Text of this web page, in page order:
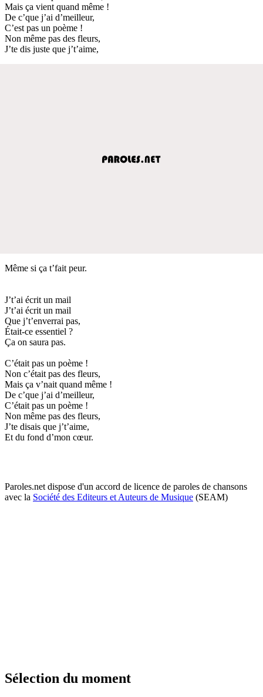
Mais ça vient quand même !
De c’que j’ai d’meilleur,
C’est pas un poème !
Non même pas des fleurs,
J’te dis juste que j’t’aime,
Même si ça t’fait peur.
J’t’ai écrit un mail
J’t’ai écrit un mail
Que j’t’enverrai pas,
Était-ce essentiel ?
Ça on saura pas.
C’était pas un poème !
Non c’était pas des fleurs,
Mais ça v’nait quand même !
De c’que j’ai d’meilleur,
C’était pas un poème !
Non même pas des fleurs,
J’te disais que j’t’aime,
Et du fond d’mon cœur.
Paroles.net dispose d'un accord de licence de paroles de chansons
avec la Société des Editeurs et Auteurs de Musique (SEAM)
Sélection du moment